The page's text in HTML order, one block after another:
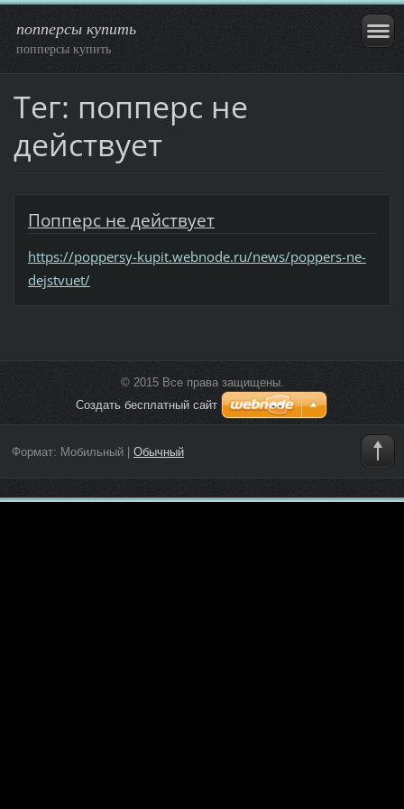
попперсы купить
попперсы купить
Тег: попперс не
действует
Попперс не действует
https://poppersy-kupit.webnode.ru/news/poppers-ne-
dejstvuet/
© 2015 Все права защищены.
Создать бесплатный сайт
Формат: Мобильный| Обычный